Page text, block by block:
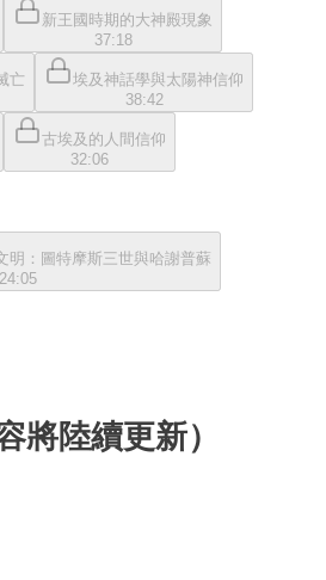
新王國時期的大神殿現象
37:18
亡
埃及神話學與太陽神信仰
38:42
古埃及的人間信仰
32:06
明：圖特摩斯三世與哈謝普蘇
將陸續更新）